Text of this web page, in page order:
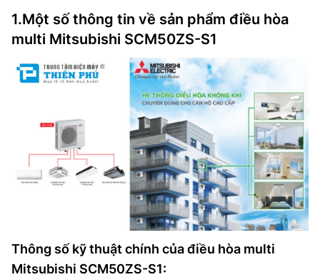
1.Một số thông tin về sản phẩm điều hòa
multi Mitsubishi SCM50ZS-S1
Thông số kỹ thuật chính của điều hòa multi
Mitsubishi SCM50ZS-S1: